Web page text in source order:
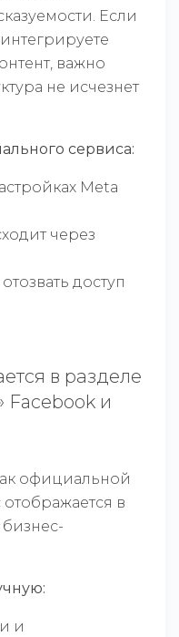
Если
важно
не исчезнет
сервиса:
Meta
через
доступ
в разделе
Facebook и
официальной
в
бизнес-
и